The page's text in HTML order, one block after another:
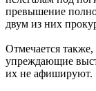
превышение
двум из них
Отмечается
упреждающие
их не афишируют.